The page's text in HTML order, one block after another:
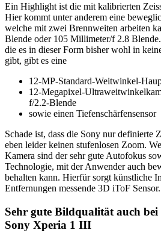
Ein Highlight ist die mit kalibrierten
Hier kommt unter anderem eine
welche mit zwei Brennweiten arbeiten
Blende oder 105 Millimeter/f 2.8
die es in dieser Form bisher wohl in
gibt, gibt es eine
12-MP-Standard-Weitwinkel-
12-Megapixel-
f/2.2-Blende
sowie einen Tiefenschärfensensor
Schade ist, dass die Sony nur definierte
eben leider keinen stufenlosen Zoom.
Kamera sind der sehr gute Autofokus
Technologie, mit der Anwender auch
behalten kann. Hierfür sorgt künstliche
Entfernungen messende 3D iToF Sensor.
Sehr gute Bildqualität auch
Sony Xperia 1 III